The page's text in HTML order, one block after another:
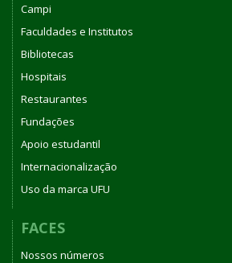
Campi
Faculdades e Institutos
Bibliotecas
Hospitais
Restaurantes
Fundações
Apoio estudantil
Internacionalização
Uso da marca UFU
FACES
Nossos números